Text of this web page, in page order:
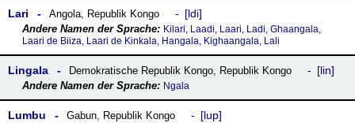
Lari Angola, Republik Kongo ldi
Kilari, Laadi, Laari, Ladi, Ghaangala,
Laari de Biiza, Laari de Kinkala, Hangala, Kighaangala, Lali
Lingala Demokratische Republik Kongo, Republik Kongo lin
Ngala
Lumbu Gabun, Republik Kongo lup